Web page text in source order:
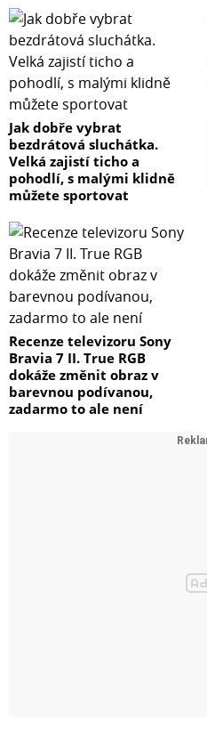
Jak dobře vybrat
bezdrátová sluchátka.
Velká zajistí ticho a
pohodlí, s malými klidně
můžete sportovat
Recenze televizoru Sony
Bravia 7 II. True RGB
dokáže změnit obraz v
barevnou podívanou,
zadarmo to ale není